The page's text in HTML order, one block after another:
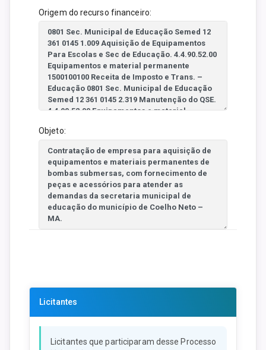
Origem do recurso financeiro:
Objeto:
Licitantes
Licitantes que participaram desse Processo